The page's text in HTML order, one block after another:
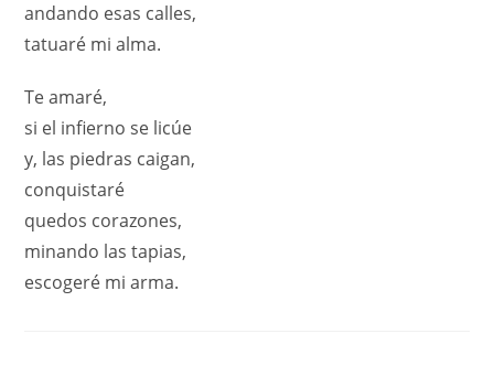
andando esas calles,
tatuaré mi alma.
Te amaré,
si el infierno se licúe
y, las piedras caigan,
conquistaré
quedos corazones,
minando las tapias,
escogeré mi arma.